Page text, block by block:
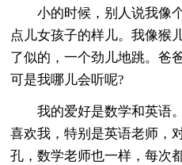
小的时候，别人说我像
点儿女孩子的样儿。我像猴
了似的，一个劲儿地跳。爸
可是我哪儿会听呢?
我的爱好是数学和英语
喜欢我，特别是英语老师，
孔，数学老师也一样，每次